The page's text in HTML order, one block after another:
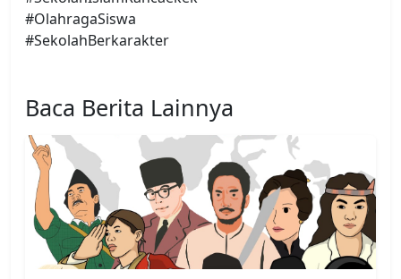
#OlahragaSiswa
#SekolahBerkarakter
Baca Berita Lainnya